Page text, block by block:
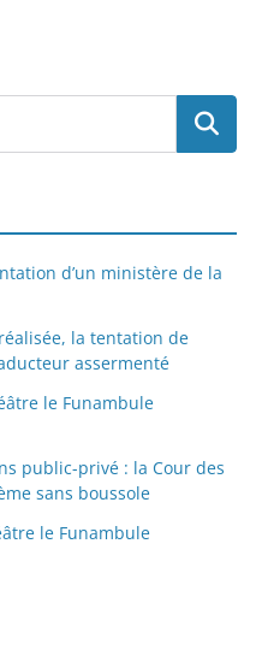
d’un ministère de la
la tentation de
assermenté
le Funambule
public-privé : la Cour des
sans boussole
le Funambule